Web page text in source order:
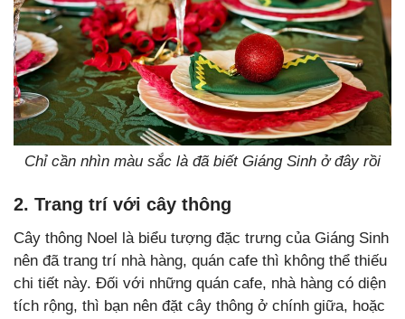
Chỉ cần nhìn màu sắc là đã biết Giáng Sinh ở đây rồi
2. Trang trí với cây thông
Cây thông Noel là biểu tượng đặc trưng của Giáng Sinh
nên đã trang trí nhà hàng, quán cafe thì không thể thiếu
chi tiết này. Đối với những quán cafe, nhà hàng có diện
tích rộng, thì bạn nên đặt cây thông ở chính giữa, hoặc